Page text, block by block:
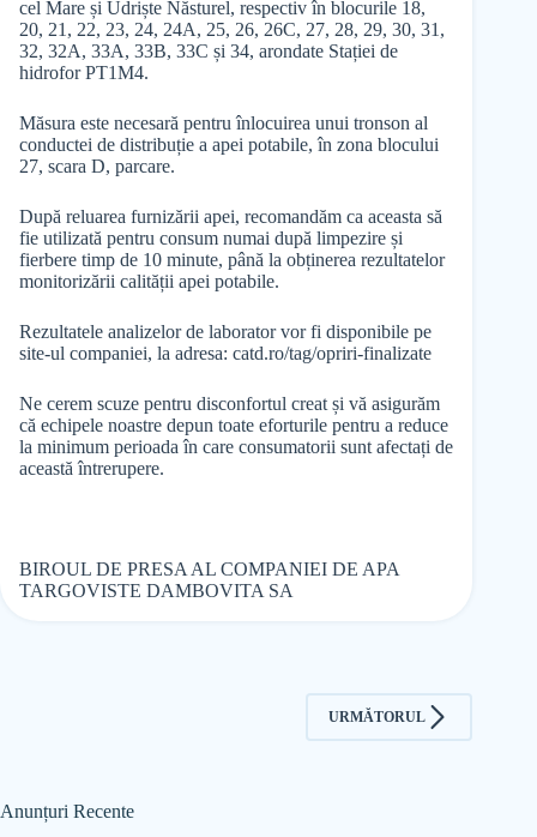
cel Mare și Udriște Năsturel, respectiv în blocurile 18,
20, 21, 22, 23, 24, 24A, 25, 26, 26C, 27, 28, 29, 30, 31,
32, 32A, 33A, 33B, 33C și 34, arondate Stației de
hidrofor PT1M4.
Măsura este necesară pentru înlocuirea unui tronson al
conductei de distribuție a apei potabile, în zona blocului
27, scara D, parcare.
După reluarea furnizării apei, recomandăm ca aceasta să
fie utilizată pentru consum numai după limpezire și
fierbere timp de 10 minute, până la obținerea rezultatelor
monitorizării calității apei potabile.
Rezultatele analizelor de laborator vor fi disponibile pe
site-ul companiei, la adresa: catd.ro/tag/opriri-finalizate
Ne cerem scuze pentru disconfortul creat și vă asigurăm
că echipele noastre depun toate eforturile pentru a reduce
la minimum perioada în care consumatorii sunt afectați de
această întrerupere.
BIROUL DE PRESA AL COMPANIEI DE APA
TARGOVISTE DAMBOVITA SA
URMĂTORUL
Anunțuri Recente